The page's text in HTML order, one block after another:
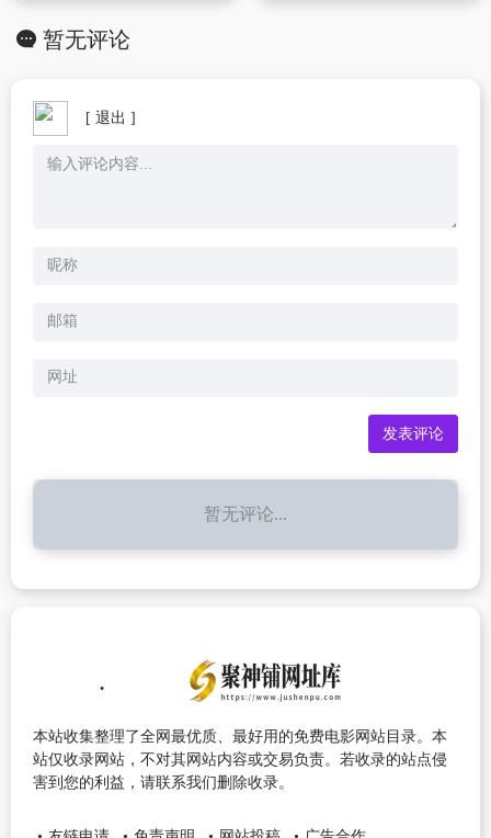
暂无评论
[ 退出 ]
暂无评论...
本站收集整理了全网最优质、最好用的免费电影网站目录。本
站仅收录网站，不对其网站内容或交易负责。若收录的站点侵
害到您的利益，请联系我们删除收录。